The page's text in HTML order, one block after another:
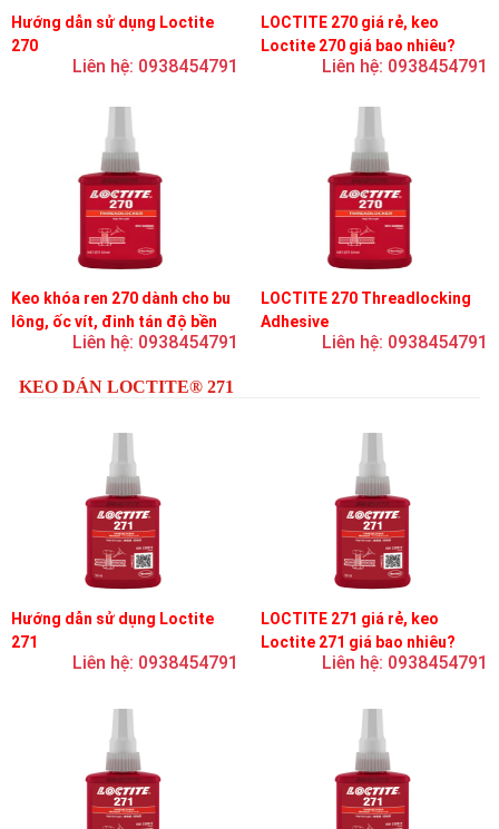
Hướng dẫn sử dụng Loctite
270
Liên hệ: 0938454791
LOCTITE 270 giá rẻ, keo
Loctite 270 giá bao nhiêu?
Liên hệ: 0938454791
Keo khóa ren 270 dành cho bu
lông, ốc vít, đinh tán độ bền
cao, khóa vĩnh viễn
Liên hệ: 0938454791
LOCTITE 270 Threadlocking
Adhesive
Liên hệ: 0938454791
KEO DÁN LOCTITE® 271
Hướng dẫn sử dụng Loctite
271
Liên hệ: 0938454791
LOCTITE 271 giá rẻ, keo
Loctite 271 giá bao nhiêu?
Liên hệ: 0938454791